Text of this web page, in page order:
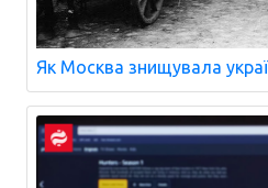
Як Москва знищувала